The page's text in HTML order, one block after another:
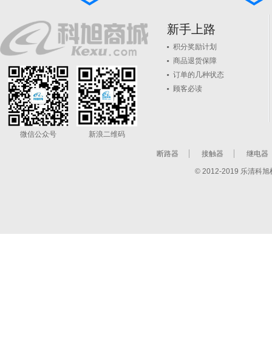
微信公众号 新浪二维码
新手上路
积分奖励计划
商品退货保障
订单的几种状态
顾客必读
断路器 接触器 继电器
© 2012-2019 乐清科旭